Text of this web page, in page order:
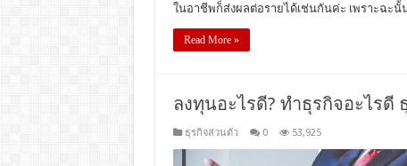
ในอาชีพก็ส่งผลต่อรายได้เช่นกันค่ะ เพราะฉะ
Read More »
ลงทุนอะไรดี? ทำธุรกิจอะไรดี
ธุรกิจส่วนตัว 0 53,925